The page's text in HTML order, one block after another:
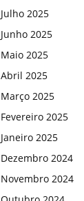
Julho 2025
Junho 2025
Maio 2025
Abril 2025
Março 2025
Fevereiro 2025
Janeiro 2025
Dezembro 2024
Novembro 2024